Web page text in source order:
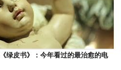
绿皮书》：今年看过的最治愈的电